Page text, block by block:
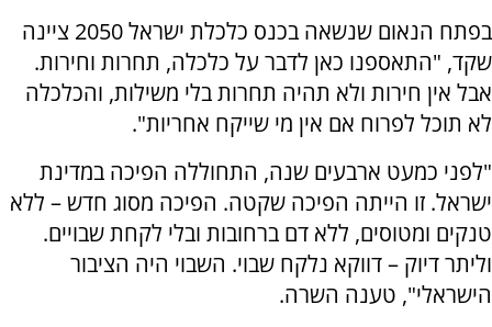
בפתח הנאום שנשאה בכנס כלכלת ישראל 2050 ציינה
שקד, "התאספנו כאן לדבר על כלכלה, תחרות וחירות.
אבל אין חירות ולא תהיה תחרות בלי משילות, והכלכלה
לא תוכל לפרוח אם אין מי שייקח אחריות".
"לפני כמעט ארבעים שנה, התחוללה הפיכה במדינת
ישראל. זו הייתה הפיכה שקטה. הפיכה מסוג חדש – ללא
טנקים ומטוסים, ללא דם ברחובות ובלי לקחת שבויים.
וליתר דיוק – דווקא נלקח שבוי. השבוי היה הציבור
הישראלי", טענה השרה.